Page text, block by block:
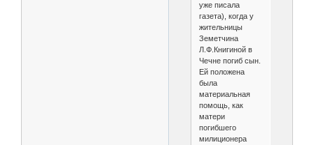
уже писала
газета), когда у
жительницы
Земетчина
Л.Ф.Книгиной в
Чечне погиб сын.
Ей положена
была
материальная
помощь, как
матери
погибшего
милиционера